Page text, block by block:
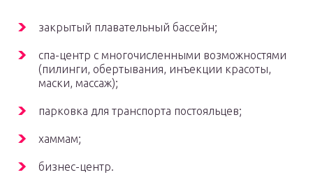
закрытый плавательный бассейн;
спа-центр с многочисленными возможностями
(пилинги, обертывания, инъекции красоты,
маски, массаж);
парковка для транспорта постояльцев;
хаммам;
бизнес-центр.